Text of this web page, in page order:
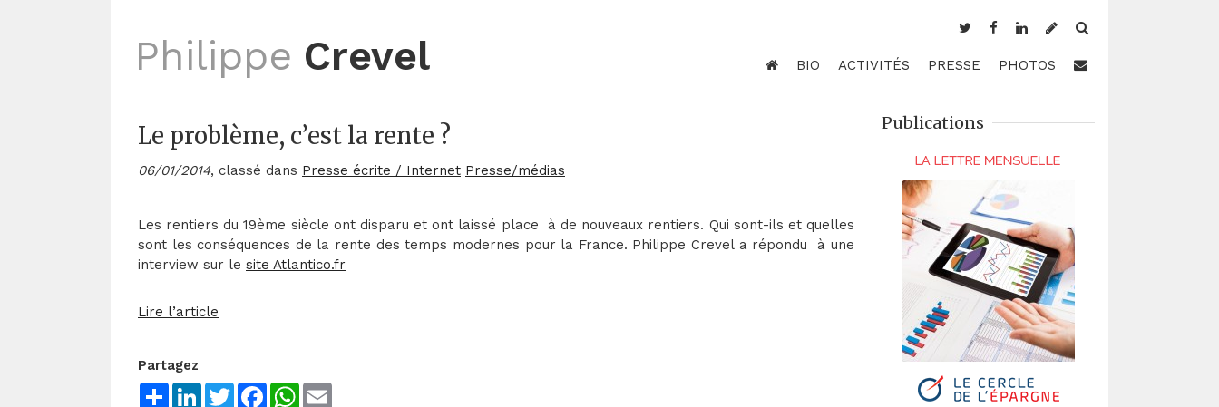
Philippe Crevel BIO ACTIVITÉS PRESSE PHOTOS
Le problème, c’est la rente ?
06/01/2014, classé dans Presse écrite / Internet Presse/médias
Les rentiers du 19ème siècle ont disparu et ont laissé place à de nouveaux rentiers. Qui sont-ils et quelles
sont les conséquences de la rente des temps modernes pour la France. Philippe Crevel a répondu à une
interview sur le site Atlantico.fr
Lire l’article
Partagez
ShareLinkedInTwitterFacebookWhatsApp
Publications